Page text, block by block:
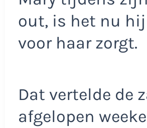
out, is het nu
voor haar zorgt.
Dat vertelde de
afgelopen